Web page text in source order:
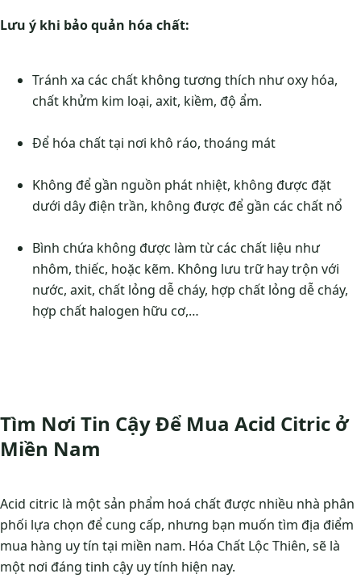
Lưu ý khi bảo quản hóa chất:
Tránh xa các chất không tương thích như oxy hóa,
chất khửm kim loại, axit, kiềm, độ ẩm.
Để hóa chất tại nơi khô ráo, thoáng mát
Không để gần nguồn phát nhiệt, không được đặt
dưới dây điện trần, không được để gần các chất nổ
Bình chứa không được làm từ các chất liệu như
nhôm, thiếc, hoặc kẽm. Không lưu trữ hay trộn với
nước, axit, chất lỏng dễ cháy, hợp chất lỏng dễ cháy,
hợp chất halogen hữu cơ,…
Tìm Nơi Tin Cậy Để Mua Acid Citric ở
Miền Nam
Acid citric là một sản phẩm hoá chất được nhiều nhà phân
phối lựa chọn để cung cấp, nhưng bạn muốn tìm địa điểm
mua hàng uy tín tại miền nam. Hóa Chất Lộc Thiên, sẽ là
một nơi đáng tinh cậy uy tính hiện nay.